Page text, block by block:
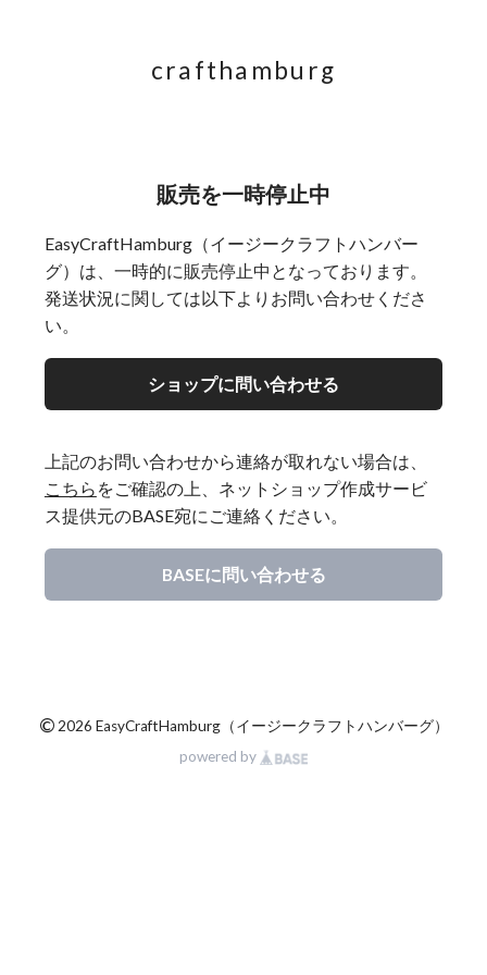
crafthamburg
販売を一時停止中
EasyCraftHamburg（イージークラフトハンバー
グ）は、一時的に販売停止中となっております。
発送状況に関しては以下よりお問い合わせくださ
い。
ショップに問い合わせる
上記のお問い合わせから連絡が取れない場合は、
こちら をご確認の上、ネットショップ作成サービ
ス提供元のBASE宛にご連絡ください。
BASEに問い合わせる
© 2026 EasyCraftHamburg（イージークラフトハンバーグ）
powered by